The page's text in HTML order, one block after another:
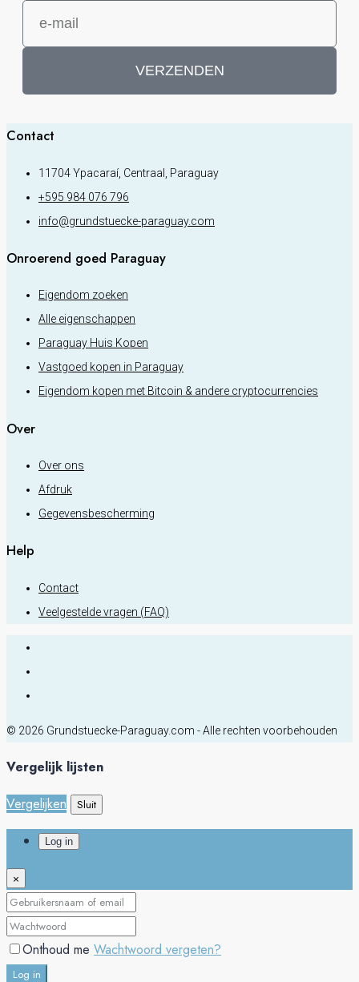
VERZENDEN
Contact
11704 Ypacaraí, Centraal, Paraguay
+595 984 076 796
info@grundstuecke-paraguay.com
Onroerend goed Paraguay
Eigendom zoeken
Alle eigenschappen
Paraguay Huis Kopen
Vastgoed kopen in Paraguay
Eigendom kopen met Bitcoin & andere cryptocurrencies
Over
Over ons
Afdruk
Gegevensbescherming
Help
Contact
Veelgestelde vragen (FAQ)
© 2026 Grundstuecke-Paraguay.com - Alle rechten voorbehouden
Vergelijk lijsten
Vergelijken
Sluit
Log in
×
Onthoud me Wachtwoord vergeten?
Log in